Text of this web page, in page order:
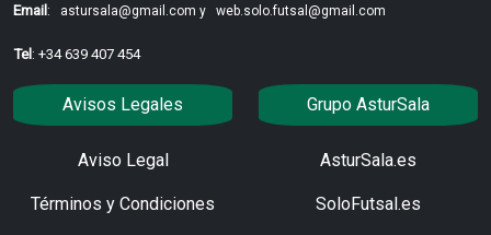
Email : astursala@gmail.com y web.solo.futsal@gmail.com
Tel : +34 639 407 454
Avisos Legales
Aviso Legal
Términos y Condiciones
Grupo AsturSala
AsturSala.es
SoloFutsal.es